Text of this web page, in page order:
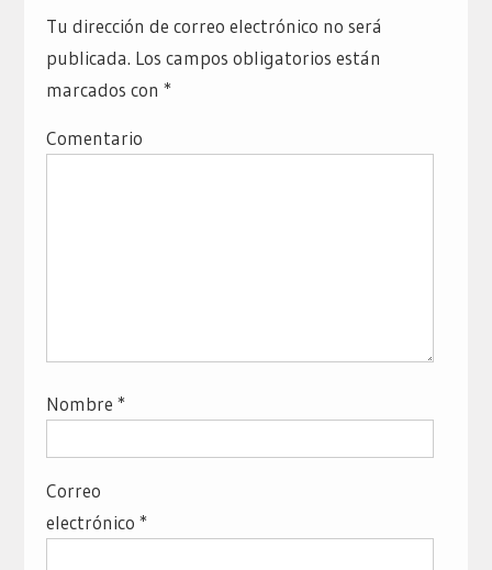
Tu dirección de correo electrónico no será
publicada. Los campos obligatorios están
marcados con *
Comentario
Nombre *
Correo
electrónico *